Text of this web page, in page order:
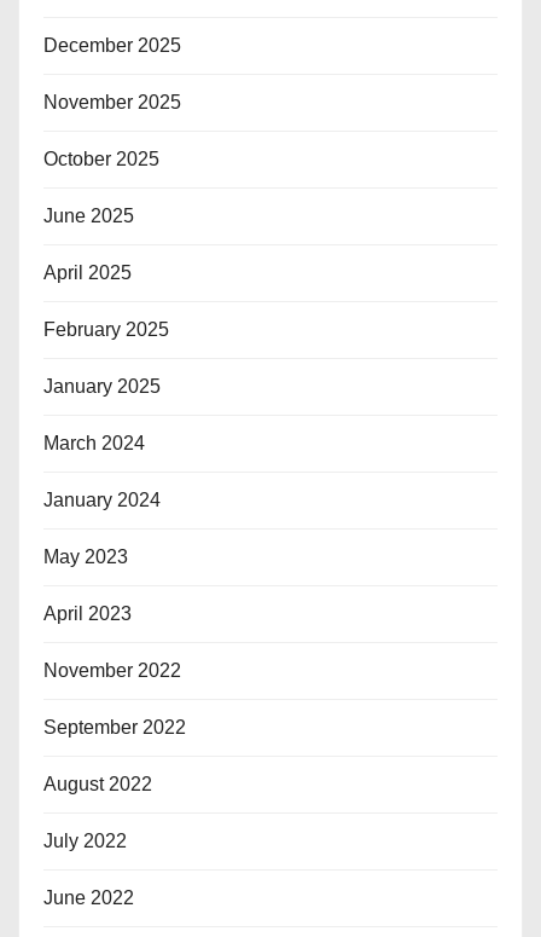
December 2025
November 2025
October 2025
June 2025
April 2025
February 2025
January 2025
March 2024
January 2024
May 2023
April 2023
November 2022
September 2022
August 2022
July 2022
June 2022